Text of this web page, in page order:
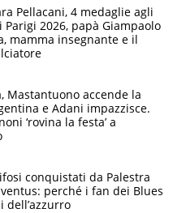
Pellacani, 4 medaglie agli
Parigi 2026, papà Giampaolo
mamma insegnante e il
Mastantuono accende la
e Adani impazzisce.
‘rovina la festa’ a
conquistati da Palestra
perché i fan dei Blues
dell’azzurro